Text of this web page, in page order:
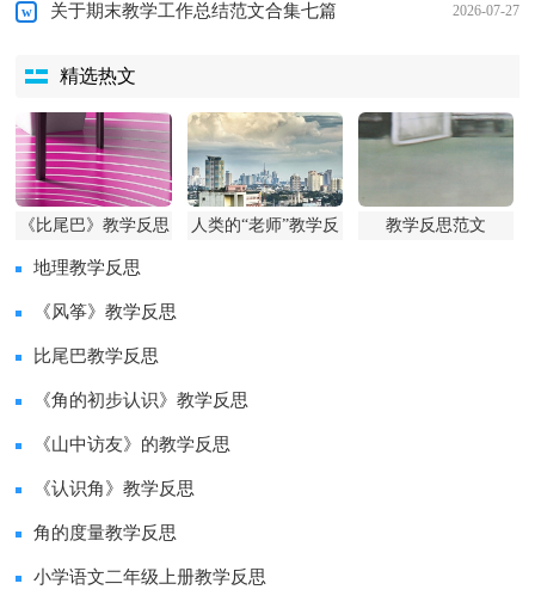
2026-07-27
关于期末教学工作总结范文合集七篇
精选热文
《比尾巴》教学反思
人类的“老师”教学反
教学反思范文
地理教学反思
《风筝》教学反思
比尾巴教学反思
《角的初步认识》教学反思
《山中访友》的教学反思
《认识角》教学反思
角的度量教学反思
小学语文二年级上册教学反思